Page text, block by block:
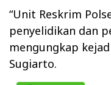
“Unit Reskrim
penyelidikan dan
mengungkap
Sugiarto.